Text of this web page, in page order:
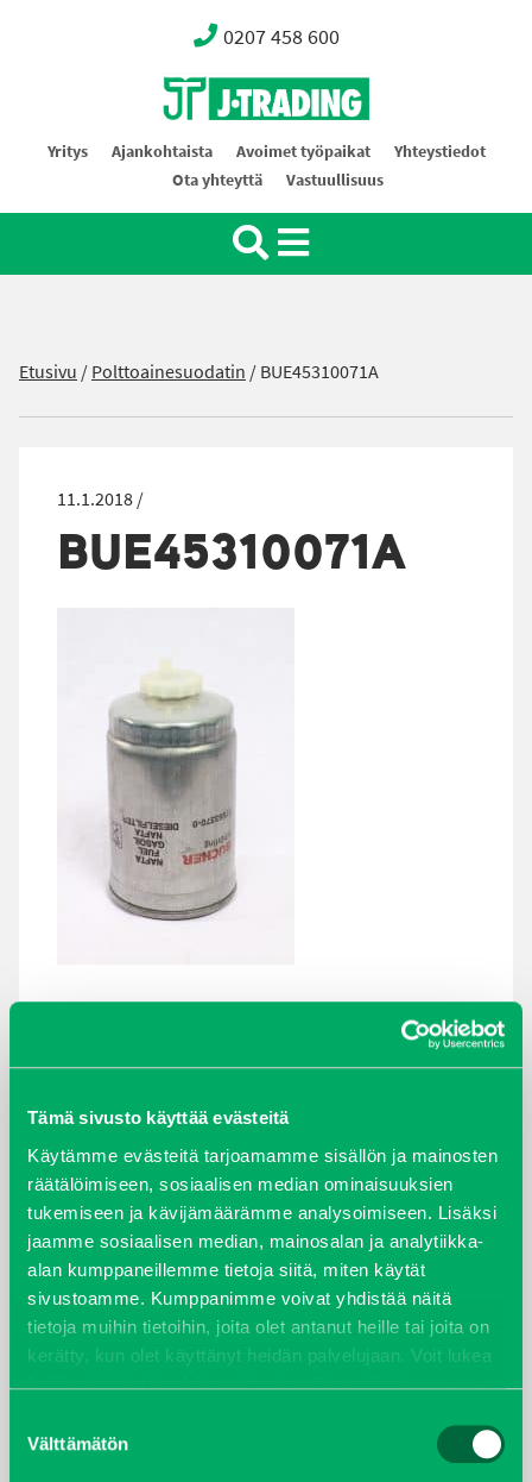
Tämä sivusto käyttää evästeitä
Käytämme evästeitä tarjoamamme sisällön ja mainosten
räätälöimiseen, sosiaalisen median ominaisuuksien
tukemiseen ja kävijämäärämme analysoimiseen. Lisäksi
jaamme sosiaalisen median, mainosalan ja analytiikka-
alan kumppaneillemme tietoja siitä, miten käytät
sivustoamme. Kumppanimme voivat yhdistää näitä
tietoja muihin tietoihin, joita olet antanut heille tai joita on
kerätty, kun olet käyttänyt heidän palvelujaan. Voit lukea
lisää evästeistä sekä muuttaa hyväksyntääsievästeet
valinta
Välttämätön
0207 458 600
Oy J-Trading Ab
Yritys Ajankohtaista Avoimet työpaikat
Yhteystiedot
Ota yhteyttä
Vastuullisuus
Etusivu /Polttoainesuodatin /BUE45310071A
11.1.2018 /
BUE45310071A
elokuu 2024
syyskuu 2023
joulukuu 2022
huhtikuu 2022
helmikuu 2022
joulukuu 2021